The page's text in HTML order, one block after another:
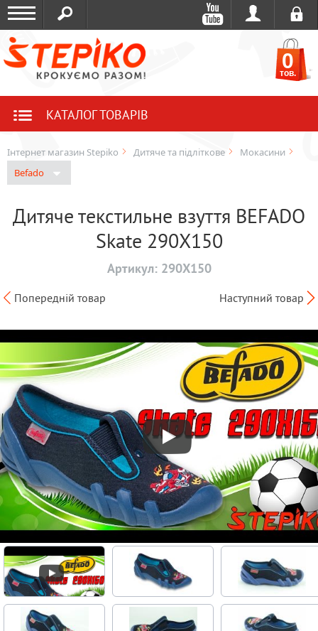
0
тов.
КАТАЛОГ ТОВАРІВ
Інтернет магазин Stepiko Дитяче та підліткове
Мокасини
Befado
Дитяче текстильне взуття BEFADO
Skate 290X150
Артикул: 290X150
Попередній товар Наступний товар